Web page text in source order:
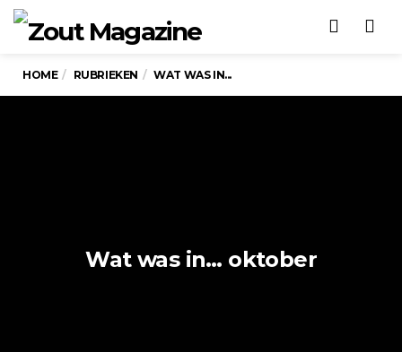
HOME RUBRIEKEN WAT WAS IN...
Wat was in… oktober